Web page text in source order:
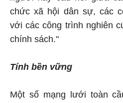
chức xã hội dân sự, các
với các công trình nghiên
chính sách."
Tính bền vững
Một số mạng lưới toàn